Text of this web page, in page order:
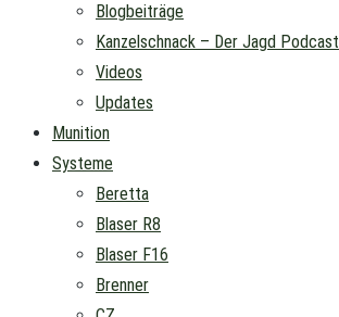
Blogbeiträge
Kanzelschnack – Der Jagd Podcast
Videos
Updates
Munition
Systeme
Beretta
Blaser R8
Blaser F16
Brenner